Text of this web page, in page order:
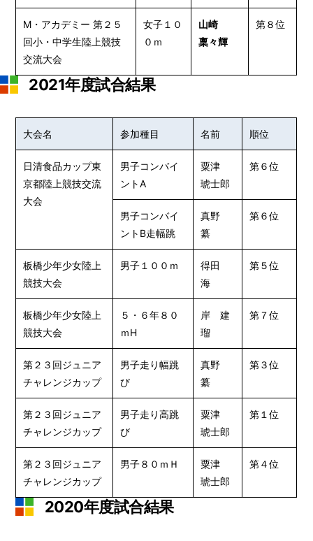
M・アカデミー 第２５
回⼩・中学⽣陸上競技
交流⼤会
女子１０
０ｍ
山崎
稟々輝
第８位
2021年度試合結果
大会名 参加種目 名前 順位
日清食品カップ東
京都陸上競技交流
大会
男子コンバイ
ントA
粟津
琥士郎
第６位
男子コンバイ
ントB走幅跳
真野
纂
第６位
板橋少年少女陸上
競技大会
男子１００ｍ
得田
海
第５位
板橋少年少女陸上
競技大会
５・６年８０
ｍH
岸 建
瑠
第７位
第２３回ジュニア
チャレンジカップ
男子走り幅跳
び
真野
纂
第３位
第２３回ジュニア
チャレンジカップ
男子走り高跳
び
粟津
琥士郎
第１位
第２３回ジュニア
チャレンジカップ
男子８０ｍＨ
粟津
琥士郎
第４位
2020年度試合結果